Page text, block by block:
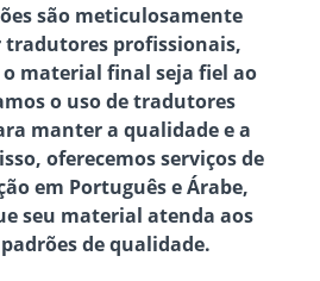
são meticulosamente
tradutores profissionais,
material final seja fiel ao
o uso de tradutores
manter a qualidade e a
oferecemos serviços de
em Português e Árabe,
seu material atenda aos
de qualidade.